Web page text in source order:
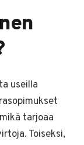
useilla
tarjoaa
Toiseksi,